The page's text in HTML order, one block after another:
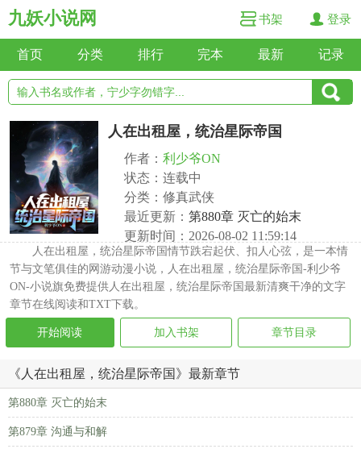
九妖小说网 书架 登录
首页 分类 排行 完本 最新 记录
人在出租屋，统治星际帝国
作者： 利少爷ON
状态：连载中
分类：修真武侠
最近更新： 第880章 灭亡的始末
更新时间：2026-08-02 11:59:14
人在出租屋，统治星际帝国情节跌宕起伏、扣人心弦，是一本情
节与文笔俱佳的网游动漫小说，人在出租屋，统治星际帝国-利少爷
ON-小说旗免费提供人在出租屋，统治星际帝国最新清爽干净的文字
章节在线阅读和TXT下载。
开始阅读 加入书架 章节目录
《人在出租屋，统治星际帝国》最新章节
第880章 灭亡的始末
第879章 沟通与和解